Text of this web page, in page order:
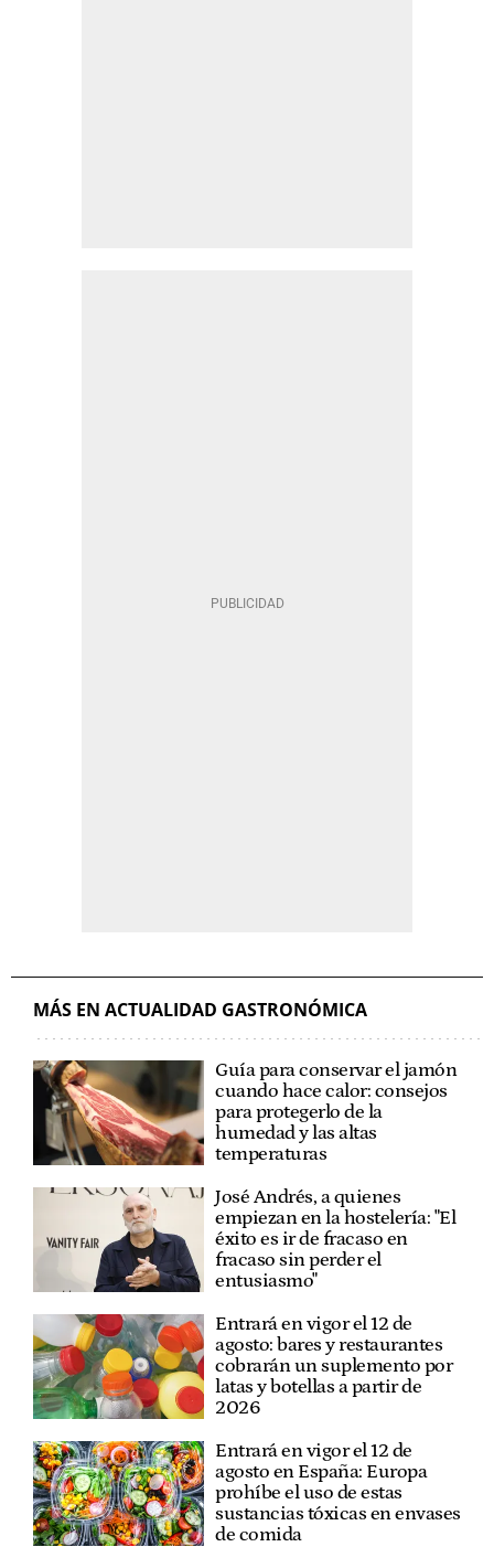
MÁS EN ACTUALIDAD GASTRONÓMICA
Guía para conservar el jamón
cuando hace calor: consejos
para protegerlo de la
humedad y las altas
temperaturas
José Andrés, a quienes
empiezan en la hostelería: "El
éxito es ir de fracaso en
fracaso sin perder el
entusiasmo"
Entrará en vigor el 12 de
agosto: bares y restaurantes
cobrarán un suplemento por
latas y botellas a partir de
2026
Entrará en vigor el 12 de
agosto en España: Europa
prohíbe el uso de estas
sustancias tóxicas en envases
de comida